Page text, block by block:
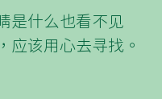
是什么也看不见
应该用心去寻找。